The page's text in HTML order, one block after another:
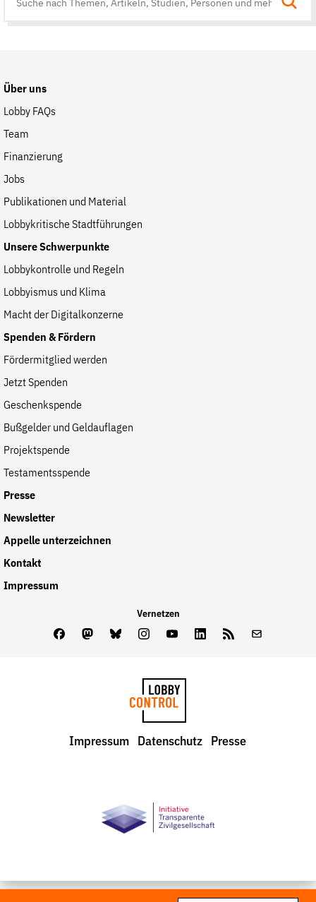
Über uns
Lobby FAQs
Team
Finanzierung
Jobs
Publikationen und Material
Lobbykritische Stadtführungen
Unsere Schwerpunkte
Lobbykontrolle und Regeln
Lobbyismus und Klima
Macht der Digitalkonzerne
Spenden & Fördern
Fördermitglied werden
Jetzt Spenden
Geschenkspende
Bußgelder und Geldauflagen
Projektspende
Testamentsspende
Presse
Newsletter
Appelle unterzeichnen
Kontakt
Impressum
Vernetzen
FacebookMastodon
BlueskyInstagram
YoutubeLinkedInFeed
LobbyControl
Impressum Datenschutz Presse